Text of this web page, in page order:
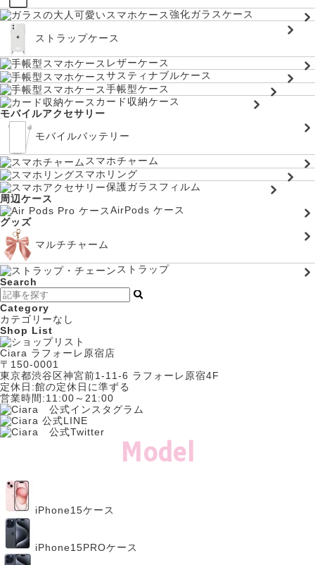
強化ガラスケース
ストラップケース
レザーケース
サスティナブルケース
手帳型ケース
カード収納ケース
モバイルアクセサリー
モバイルバッテリー
スマホチャーム
スマホリング
保護ガラスフィルム
周辺ケース
AirPods ケース
グッズ
マルチチャーム
ストラップ
Search
Category
カテゴリーなし
Shop List
Ciara ラフォーレ原宿店
〒150-0001
東京都渋谷区神宮前1-11-6 ラフォーレ原宿4F
定休日:館の定休日に準ずる
営業時間:11:00～21:00
Model
iPhone15ケース
iPhone15PROケース